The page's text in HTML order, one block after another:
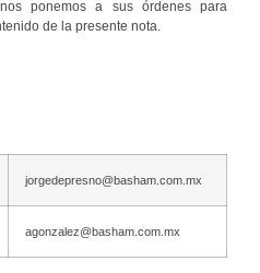
ponemos a sus órdenes para
de la presente nota.
jorgedepresno@basham.com.mx
agonzalez@basham.com.mx